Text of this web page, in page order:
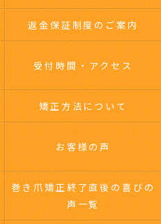
返金保証制度のご案内
受付時間・アクセス
矯正方法について
お客様の声
巻き爪矯正終了直後の喜びの
声一覧